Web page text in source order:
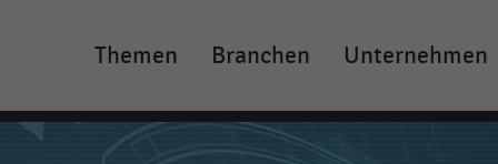
Main
navigation
Themen Branchen Unternehmen